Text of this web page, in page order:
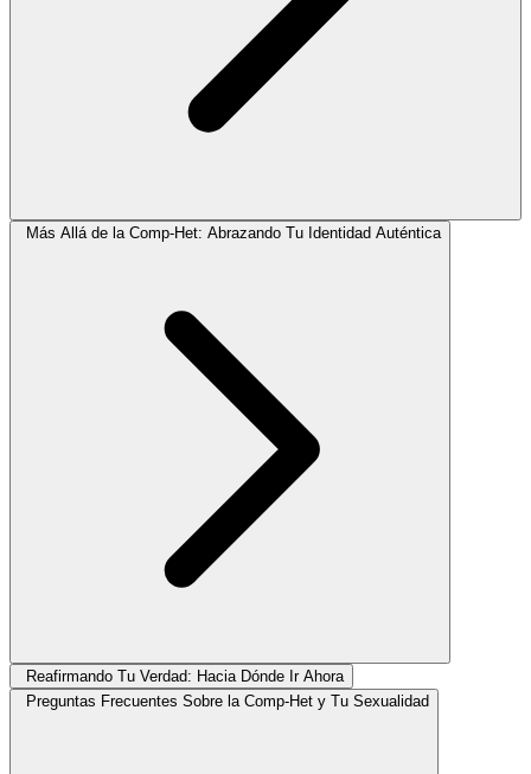
Más Allá de la Comp-Het: Abrazando Tu Identidad Auténtica
Reafirmando Tu Verdad: Hacia Dónde Ir Ahora
Preguntas Frecuentes Sobre la Comp-Het y Tu Sexualidad